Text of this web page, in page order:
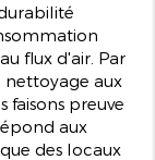
flux d'air. Par
nettoyage aux
faisons preuve
aux
des locaux